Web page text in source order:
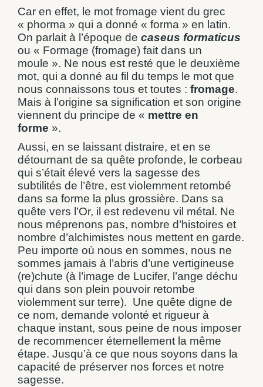
Car en effet, le mot fromage vient du grec
« phorma » qui a donné « forma » en latin.
On parlait à l’époque de caseus formaticus
ou « Formage (fromage) fait dans un
moule ». Ne nous est resté que le deuxième
mot, qui a donné au fil du temps le mot que
nous connaissons tous et toutes : fromage.
Mais à l’origine sa signification et son origine
viennent du principe de « mettre en
forme ».
Aussi, en se laissant distraire, et en se
détournant de sa quête profonde, le corbeau
qui s’était élevé vers la sagesse des
subtilités de l’être, est violemment retombé
dans sa forme la plus grossière. Dans sa
quête vers l’Or, il est redevenu vil métal. Ne
nous méprenons pas, nombre d’histoires et
nombre d’alchimistes nous mettent en garde.
Peu importe où nous en sommes, nous ne
sommes jamais à l’abris d’une vertigineuse
(re)chute (à l’image de Lucifer, l’ange déchu
qui dans son plein pouvoir retombe
violemment sur terre). Une quête digne de
ce nom, demande volonté et rigueur à
chaque instant, sous peine de nous imposer
de recommencer éternellement la même
étape. Jusqu’à ce que nous soyons dans la
capacité de préserver nos forces et notre
sagesse.